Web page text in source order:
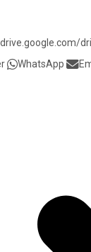
WhatsApp